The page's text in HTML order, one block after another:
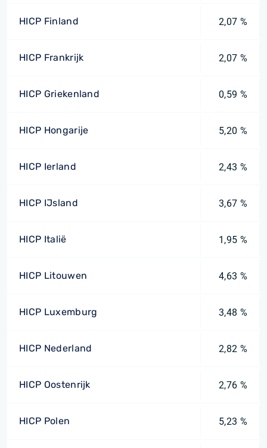
HICP Finland 2,07 %
HICP Frankrijk 2,07 %
HICP Griekenland 0,59 %
HICP Hongarije 5,20 %
HICP Ierland 2,43 %
HICP IJsland 3,67 %
HICP Italië 1,95 %
HICP Litouwen 4,63 %
HICP Luxemburg 3,48 %
HICP Nederland 2,82 %
HICP Oostenrijk 2,76 %
HICP Polen 5,23 %